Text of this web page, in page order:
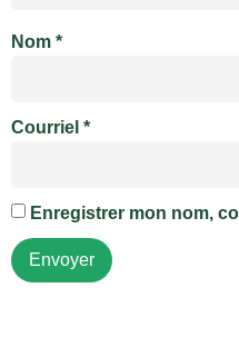
Nom *
Courriel *
Enregistrer mon nom,